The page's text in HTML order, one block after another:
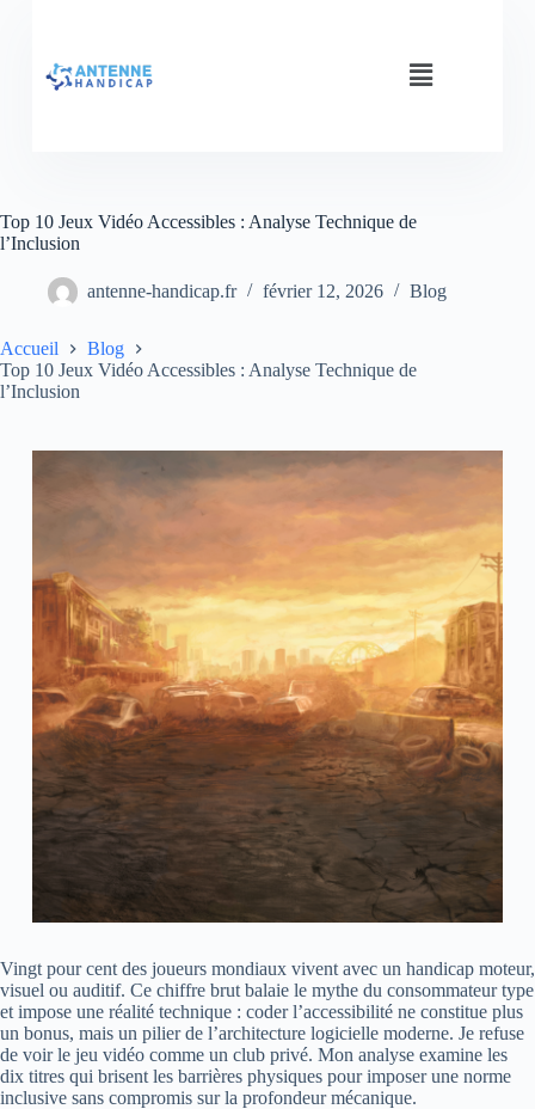
Top 10 Jeux Vidéo Accessibles : Analyse Technique de
l’Inclusion
antenne-handicap.fr février 12, 2026 Blog
Accueil
Blog
Top 10 Jeux Vidéo Accessibles : Analyse Technique de
l’Inclusion
Vingt pour cent des joueurs mondiaux vivent avec un handicap moteur,
visuel ou auditif. Ce chiffre brut balaie le mythe du consommateur type
et impose une réalité technique : coder l’accessibilité ne constitue plus
un bonus, mais un pilier de l’architecture logicielle moderne. Je refuse
de voir le jeu vidéo comme un club privé. Mon analyse examine les
dix titres qui brisent les barrières physiques pour imposer une norme
inclusive sans compromis sur la profondeur mécanique.